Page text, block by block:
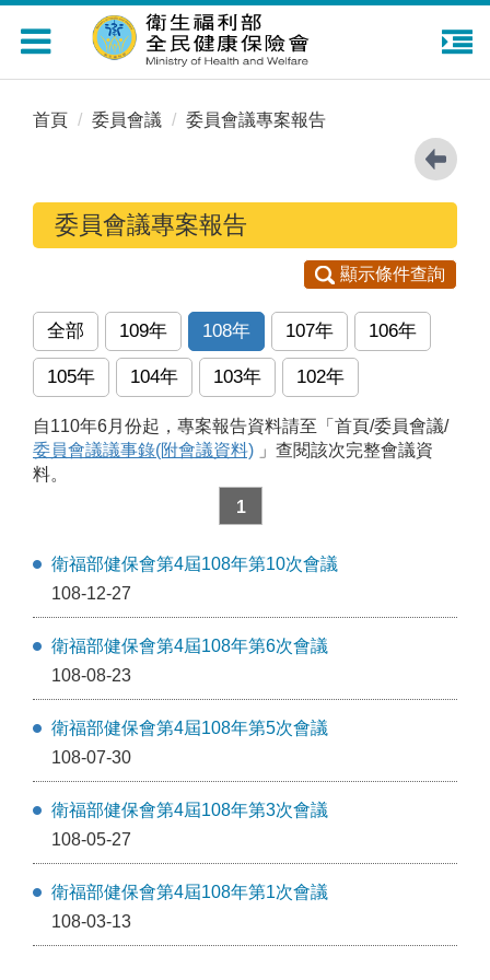
Toggle
navigation
首頁 委員會議 委員會議專案報告
委員會議專案報告
顯示條件查詢
全部 109年 108年 107年 106年
105年 104年 103年 102年
自110年6月份起，專案報告資料請至「首頁/委員會議/
委員會議議事錄(附會議資料) 」查閱該次完整會議資
料。
1
衛福部健保會第4屆108年第10次會議
108-12-27
衛福部健保會第4屆108年第6次會議
108-08-23
衛福部健保會第4屆108年第5次會議
108-07-30
衛福部健保會第4屆108年第3次會議
108-05-27
衛福部健保會第4屆108年第1次會議
108-03-13